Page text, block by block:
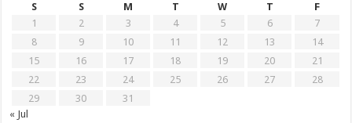
S
S M T W T
F
1
2 3 4 5 6
7
8
9 10 11 12 13
14
15
16 17 18 19 20
21
22
23 24 25 26 27
28
29
30
31
« Jul